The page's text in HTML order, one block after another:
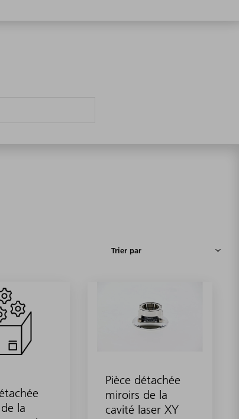
la
Pièce détachée
miroirs de la
cavité laser XY